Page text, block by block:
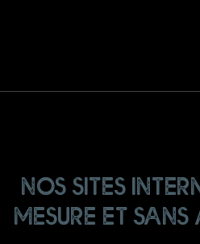
nos sites
mesure et